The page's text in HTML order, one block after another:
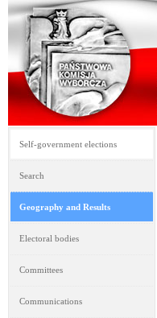
Self-government elections
Search
Geography and Results
Electoral bodies
Committees
Communications